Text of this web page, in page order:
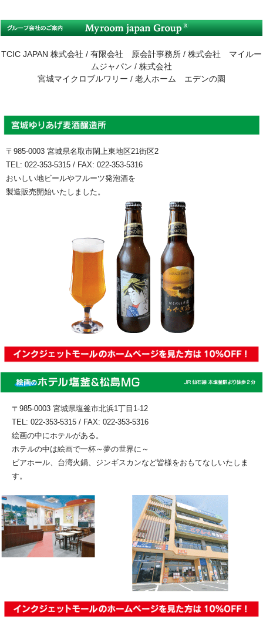
TCIC JAPAN 株式会社 / 有限会社 原会計事務所 / 株式会社 マイルー
ムジャパン / 株式会社
宮城マイクロブルワリー / 老人ホーム エデンの園
〒985-0003 宮城県名取市閖上東地区21街区2
TEL: 022-353-5315 / FAX: 022-353-5316
おいしい地ビールやフルーツ発泡酒を
製造販売開始いたしました。
〒985-0003 宮城県塩釜市北浜1丁目1-12
TEL: 022-353-5315 / FAX: 022-353-5316
絵画の中にホテルがある。
ホテルの中は絵画で一杯～夢の世界に～
ビアホール、台湾火鍋、ジンギスカンなど皆様をおもてなしいたしま
す。